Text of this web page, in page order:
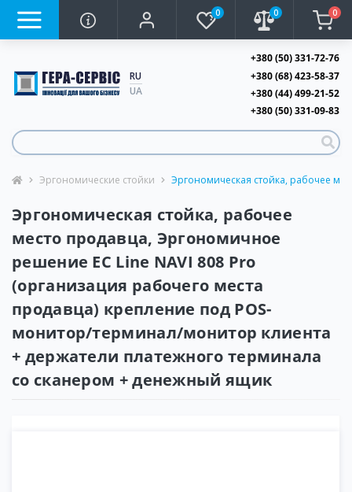
0 0 0
RU
UA
+380 (50) 331-72-76
+380 (68) 423-58-37
+380 (44) 499-21-52
+380 (50) 331-09-83
Эргономические стойки Эргономическая стойка, рабочее
Эргономическая стойка, рабочее
место продавца, Эргономичное
решение EC Line NAVI 808 Pro
(организация рабочего места
продавца) крепление под POS-
монитор/терминал/монитор клиента
+ держатели платежного терминала
со сканером + денежный ящик